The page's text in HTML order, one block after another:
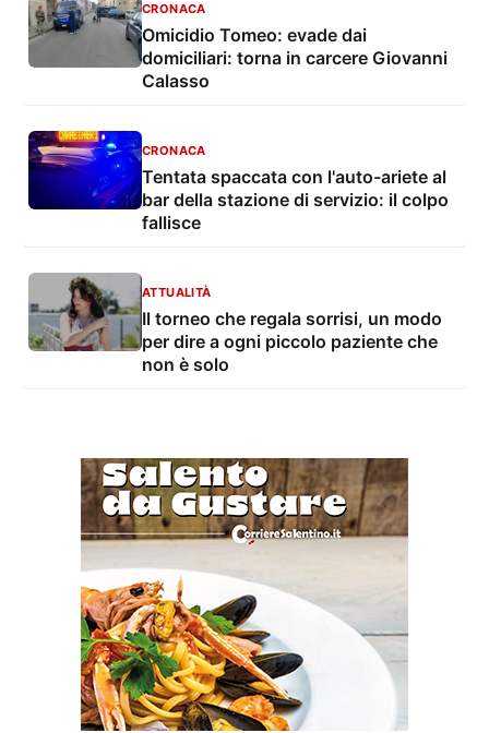
CRONACA
Omicidio Tomeo: evade dai
domiciliari: torna in carcere Giovanni
Calasso
CRONACA
Tentata spaccata con l'auto-ariete al
bar della stazione di servizio: il colpo
fallisce
ATTUALITÀ
Il torneo che regala sorrisi, un modo
per dire a ogni piccolo paziente che
non è solo